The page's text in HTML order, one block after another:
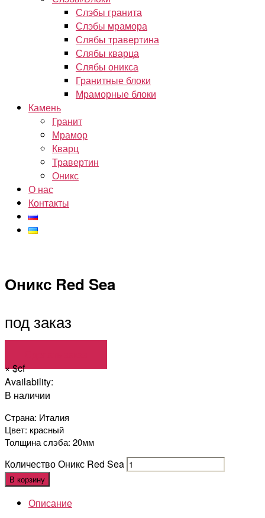
Слэбы гранита
Слэбы мрамора
Слябы травертина
Слябы кварца
Слябы оникса
Гранитные блоки
Мраморные блоки
Камень
Гранит
Мрамор
Кварц
Травертин
Оникс
О нас
Контакты
Оникс Red Sea
под заказ
×$cf
Availability:
В наличии
Страна: Италия
Цвет: красный
Толщина слэба: 20мм
Количество Оникс Red Sea
В корзину
Описание